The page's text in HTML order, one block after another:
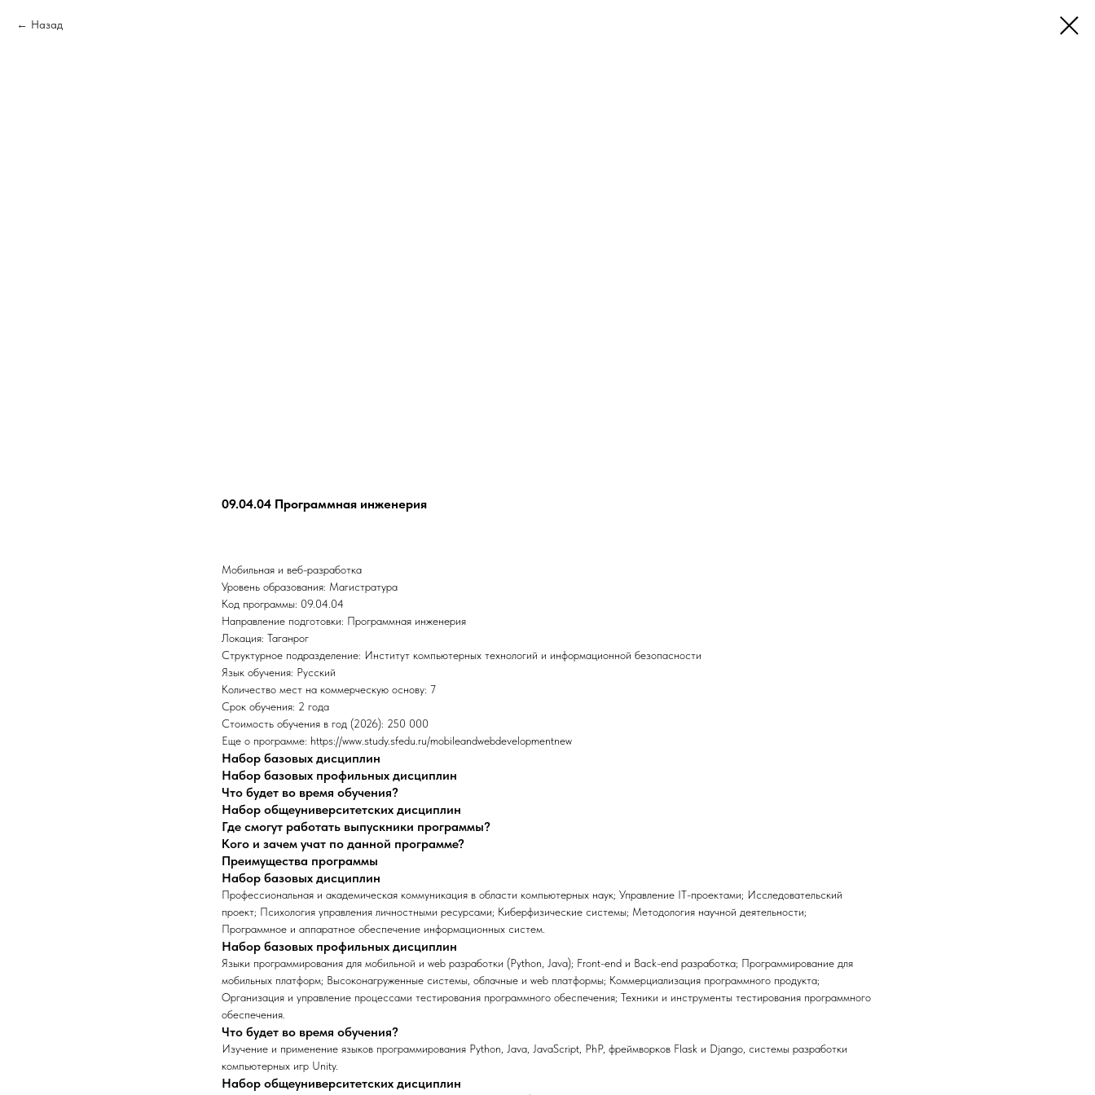
Назад
09.04.04 Программная инженерия
Мобильная и веб-разработка
Уровень образования: Магистратура
Код программы: 09.04.04
Направление подготовки: Программная инженерия
Локация: Таганрог
Структурное подразделение: Институт компьютерных технологий и информационной безопасности
Язык обучения: Русский
Количество мест на коммерческую основу: 7
Срок обучения: 2 года
Стоимость обучения в год (2026): 250 000
Еще о программе: https://www.study.sfedu.ru/mobileandwebdevelopmentnew
Набор базовых дисциплин
Набор базовых профильных дисциплин
Что будет во время обучения?
Набор общеуниверситетских дисциплин
Где смогут работать выпускники программы?
Кого и зачем учат по данной программе?
Преимущества программы
Набор базовых дисциплин
Профессиональная и академическая коммуникация в области компьютерных наук; Управление IT-проектами; Исследовательский
проект; Психология управления личностными ресурсами; Киберфизические системы; Методология научной деятельности;
Программное и аппаратное обеспечение информационных систем.
Набор базовых профильных дисциплин
Языки программирования для мобильной и web разработки (Python, Java); Front-end и Back-end разработка; Программирование для
мобильных платформ; Высоконагруженные системы, облачные и web платформы; Коммерциализация программного продукта;
Организация и управление процессами тестирования программного обеспечения; Техники и инструменты тестирования программного
обеспечения.
Что будет во время обучения?
Изучение и применение языков программирования Python, Java, JavaScript, PhP, фреймворков Flask и Django, системы разработки
компьютерных игр Unity.
Набор общеуниверситетских дисциплин